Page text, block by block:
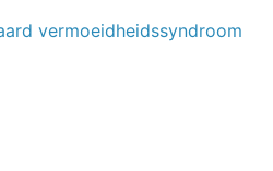
vermoeidheidssyndroom